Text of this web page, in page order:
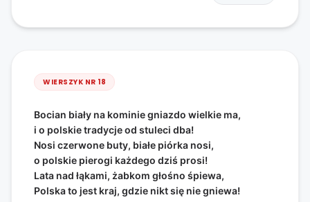
WIERSZYK NR 18
Bocian biały na kominie gniazdo wielkie ma,
i o polskie tradycje od stuleci dba!
Nosi czerwone buty, białe piórka nosi,
o polskie pierogi każdego dziś prosi!
Lata nad łąkami, żabkom głośno śpiewa,
Polska to jest kraj, gdzie nikt się nie gniewa!